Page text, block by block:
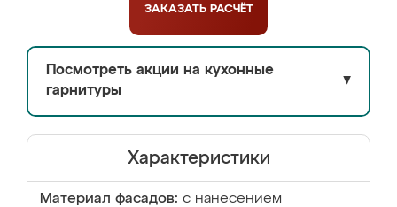
ЗАКАЗАТЬ РАСЧЁТ
Посмотреть акции на кухонные
гарнитуры
▼
Характеристики
Материал фасадов: с нанесением